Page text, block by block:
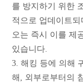
를 방지하기 위한
적으로 업데이트
오는 즉시 이를 제
있습니다.
3. 해킹 등에 의해
해, 외부로부터의